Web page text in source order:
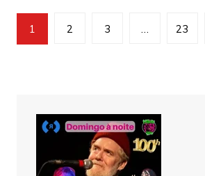
Navegação
por
1 2 3 … 23